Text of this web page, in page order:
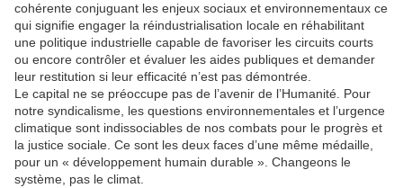
cohérente conjuguant les enjeux sociaux et environnementaux ce
qui signifie engager la réindustrialisation locale en réhabilitant
une politique industrielle capable de favoriser les circuits courts
ou encore contrôler et évaluer les aides publiques et demander
leur restitution si leur efficacité n’est pas démontrée.
Le capital ne se préoccupe pas de l’avenir de l’Humanité. Pour
notre syndicalisme, les questions environnementales et l’urgence
climatique sont indissociables de nos combats pour le progrès et
la justice sociale. Ce sont les deux faces d’une même médaille,
pour un « développement humain durable ». Changeons le
système, pas le climat.